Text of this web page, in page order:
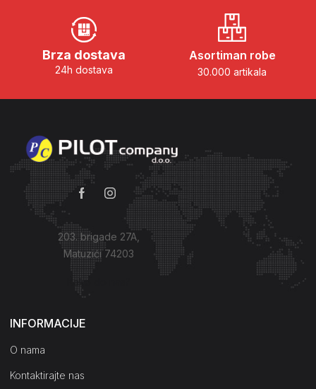
Brza dostava
24h dostava
Asortiman robe
30.000 artikala
203. brigade 27A,
Matuzići 74203
Kako do nas?
INFORMACIJE
O nama
Kontaktirajte nas